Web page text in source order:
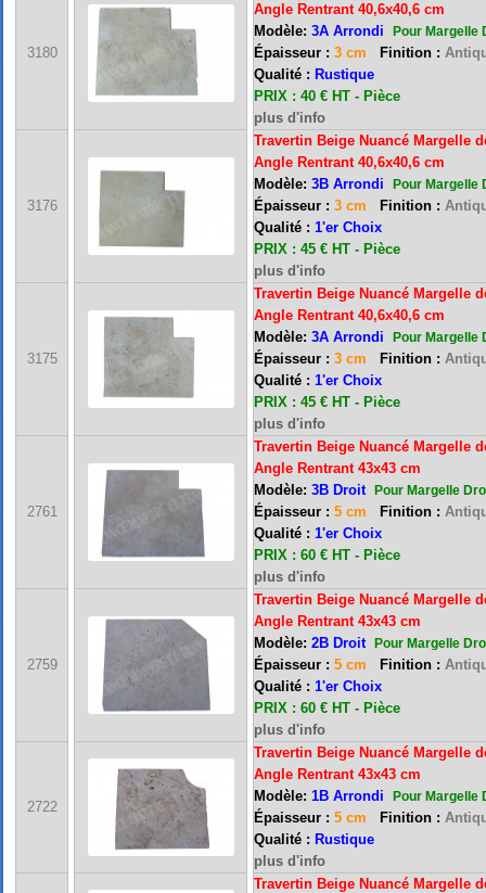
3180
Angle Rentrant 40,6x40,6 cm
Modèle: 3A Arrondi Pour Margelle
Épaisseur : 3 cm Finition :
Qualité : Rustique
PRIX : 40 € HT - Pièce
plus d'info
3176
Travertin Beige Nuancé Margelle
Angle Rentrant 40,6x40,6 cm
Modèle: 3B Arrondi Pour Margelle
Épaisseur : 3 cm Finition :
Qualité : 1'er Choix
PRIX : 45 € HT - Pièce
plus d'info
3175
Travertin Beige Nuancé Margelle
Angle Rentrant 40,6x40,6 cm
Modèle: 3A Arrondi Pour Margelle
Épaisseur : 3 cm Finition :
Qualité : 1'er Choix
PRIX : 45 € HT - Pièce
plus d'info
2761
Travertin Beige Nuancé Margelle
Angle Rentrant 43x43 cm
Modèle: 3B Droit Pour Margelle
Épaisseur : 5 cm Finition :
Qualité : 1'er Choix
PRIX : 60 € HT - Pièce
plus d'info
2759
Travertin Beige Nuancé Margelle
Angle Rentrant 43x43 cm
Modèle: 2B Droit Pour Margelle
Épaisseur : 5 cm Finition :
Qualité : 1'er Choix
PRIX : 60 € HT - Pièce
plus d'info
2722
Travertin Beige Nuancé Margelle
Angle Rentrant 43x43 cm
Modèle: 1B Arrondi Pour Margelle
Épaisseur : 5 cm Finition :
Qualité : Rustique
plus d'info
Travertin Beige Nuancé Margelle
FRANCE MARBRE 13 ( 13680 LANCON PROVENCE ): Ouvert du mardi au